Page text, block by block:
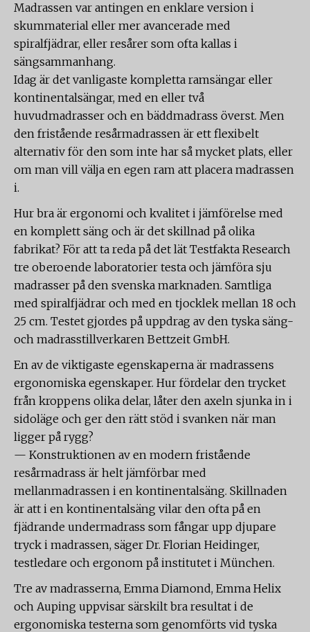
Madrassen var antingen en enklare version i
skummaterial eller mer avancerade med
spiralfjädrar, eller resårer som ofta kallas i
sängsammanhang.
Idag är det vanligaste kompletta ramsängar eller
kontinentalsängar, med en eller två
huvudmadrasser och en bäddmadrass överst. Men
den fristående resårmadrassen är ett flexibelt
alternativ för den som inte har så mycket plats, eller
om man vill välja en egen ram att placera madrassen
i.
Hur bra är ergonomi och kvalitet i jämförelse med
en komplett säng och är det skillnad på olika
fabrikat? För att ta reda på det lät Testfakta Research
tre oberoende laboratorier testa och jämföra sju
madrasser på den svenska marknaden. Samtliga
med spiralfjädrar och med en tjocklek mellan 18 och
25 cm. Testet gjordes på uppdrag av den tyska säng-
och madrasstillverkaren Bettzeit GmbH.
En av de viktigaste egenskaperna är madrassens
ergonomiska egenskaper. Hur fördelar den trycket
från kroppens olika delar, låter den axeln sjunka in i
sidoläge och ger den rätt stöd i svanken när man
ligger på rygg?
— Konstruktionen av en modern fristående
resårmadrass är helt jämförbar med
mellanmadrassen i en kontinentalsäng. Skillnaden
är att i en kontinentalsäng vilar den ofta på en
fjädrande undermadrass som fångar upp djupare
tryck i madrassen, säger Dr. Florian Heidinger,
testledare och ergonom på institutet i München.
Tre av madrasserna, Emma Diamond, Emma Helix
och Auping uppvisar särskilt bra resultat i de
ergonomiska testerna som genomförts vid tyska